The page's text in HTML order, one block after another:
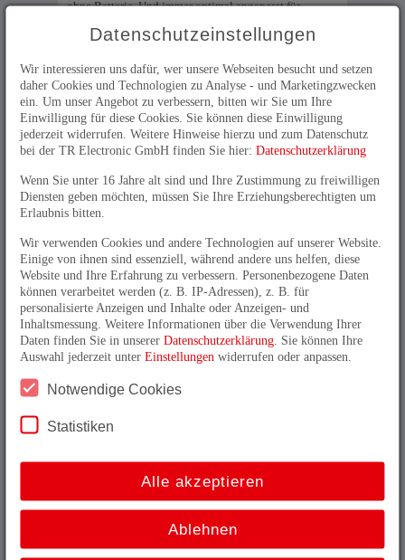
ohne Batterie. Und immer optimal angepasst für
Sicherheit keine Frage des Bauraums mehr!
SIL3 / PLe-zertifizierter Absolutdrehgeber
CD_75
Der "Bewährte" von TR Electronic mit Hohlwelle bis
20 mm . Zertifiziert nach SIL 3, PLe liefert CD_75
Position und Geschwindigkeitsinformation direkt in
PROFBUS/PROFIsafe, PROFINET/PROFIsafe,
Powerlink/openSAFETY, EtherCAT/FSoE - ganz ohne
separate Auswertebaugruppe und damit transparent von
der Welle bis zur Steuerung.
SIL3 / Ple -zertifizierte Inkrementaldrehgeber
Für die sichere Erkennung von Drehzahl, Drehrichtung
oder Stillstand gibt es die sicherheitsgerichteten
Inkrementaldrehgeber von TR Electronic. Zertifiziert
bis SIL3 ermöglichen sie in Zusammenarbeit mit einer
passenden Sicherheitsbaugruppe die Betriebsarten SLS,
SOS SSR, SDI und SSM.
Funktional sichere Produkte von TR-
Datenschutzeinstellungen
Wir interessieren uns dafür, wer unsere Webseiten besucht und setzen
daher Cookies und Technologien zu Analyse - und Marketingzwecken
ein. Um unser Angebot zu verbessern, bitten wir Sie um Ihre
Einwilligung für diese Cookies. Sie können diese Einwilligung
jederzeit widerrufen. Weitere Hinweise hierzu und zum Datenschutz
bei der TR Electronic GmbH finden Sie hier:Datenschutzerklärung
Wenn Sie unter 16 Jahre alt sind und Ihre Zustimmung zu freiwilligen
Diensten geben möchten, müssen Sie Ihre Erziehungsberechtigten um
Erlaubnis bitten.
Wir verwenden Cookies und andere Technologien auf unserer Website.
Einige von ihnen sind essenziell, während andere uns helfen, diese
Website und Ihre Erfahrung zu verbessern. Personenbezogene Daten
können verarbeitet werden (z. B. IP-Adressen), z. B. für
personalisierte Anzeigen und Inhalte oder Anzeigen- und
Inhaltsmessung. Weitere Informationen über die Verwendung Ihrer
Daten finden Sie in unsererDatenschutzerklärung . Sie können Ihre
Auswahl jederzeit unterEinstellungen widerrufen oder anpassen.
Notwendige Cookies
Statistiken
Alle akzeptieren
Ablehnen